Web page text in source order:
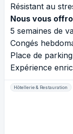
Résistant au
Nous vous
5 semaines de
Congés
Place de
Expérience
Hôtellerie & Restauration